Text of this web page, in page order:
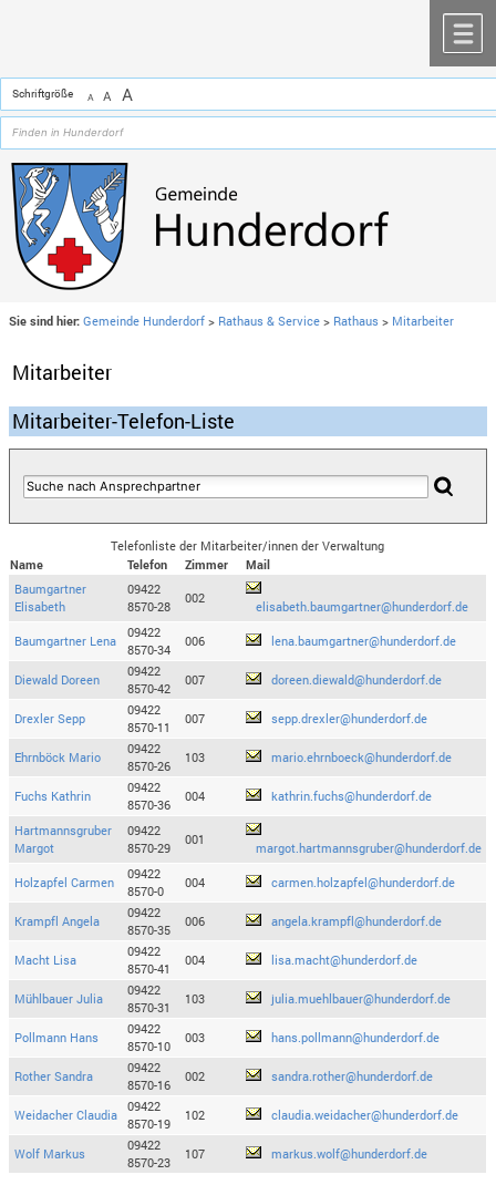
Schriftgröße A A A
Sie sind hier: Gemeinde Hunderdorf > Rathaus & Service > Rathaus > Mitarbeiter
Mitarbeiter
Mitarbeiter-Telefon-Liste
Telefonliste der Mitarbeiter/innen der Verwaltung
Name
Telefon Zimmer
Mail
Baumgartner
Elisabeth
09422
8570-28
002
elisabeth.baumgartner@hunderdorf.de
Baumgartner Lena
09422
8570-34
006 lena.baumgartner@hunderdorf.de
Diewald Doreen
09422
8570-42
007 doreen.diewald@hunderdorf.de
Drexler Sepp
09422
8570-11
007 sepp.drexler@hunderdorf.de
Ehrnböck Mario
09422
8570-26
103 mario.ehrnboeck@hunderdorf.de
Fuchs Kathrin
09422
8570-36
004 kathrin.fuchs@hunderdorf.de
Hartmannsgruber
Margot
09422
8570-29
001
margot.hartmannsgruber@hunderdorf.de
Holzapfel Carmen
09422
8570-0
004 carmen.holzapfel@hunderdorf.de
Krampfl Angela
09422
8570-35
006 angela.krampfl@hunderdorf.de
Macht Lisa
09422
8570-41
004 lisa.macht@hunderdorf.de
Mühlbauer Julia
09422
8570-31
103 julia.muehlbauer@hunderdorf.de
Pollmann Hans
09422
8570-10
003 hans.pollmann@hunderdorf.de
Rother Sandra
09422
8570-16
002 sandra.rother@hunderdorf.de
Weidacher Claudia
09422
8570-19
102 claudia.weidacher@hunderdorf.de
Wolf Markus
09422
8570-23
107 markus.wolf@hunderdorf.de